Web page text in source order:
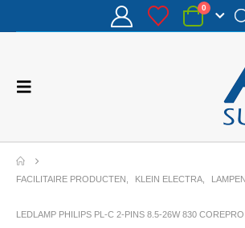
0
FACILITAIRE PRODUCTEN KLEIN ELECTRA
LEDLAMP PHILIPS PL-C 2-PINS 8.5-26W 830 COREPRO